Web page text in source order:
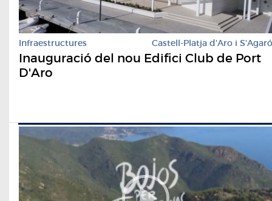
Infraestructures Castell-Platja d'Aro i S'Agaró
Inauguració del nou Edifici Club de Port
D'Aro